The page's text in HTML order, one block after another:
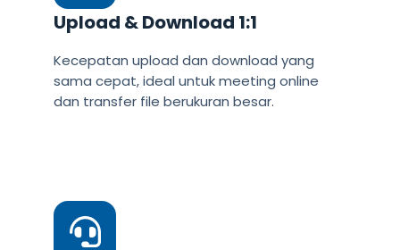
Upload & Download 1:1
Kecepatan upload dan download yang
sama cepat, ideal untuk meeting online
dan transfer file berukuran besar.